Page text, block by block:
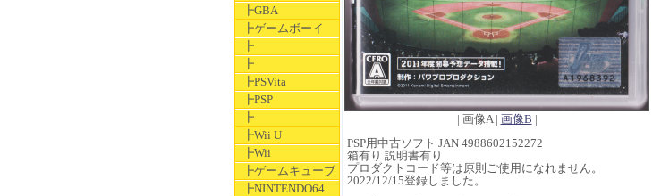
┣GBA
┣ゲームボーイ
┣
┣
┣PSVita
┣PSP
┣
┣Wii U
┣Wii
┣ゲームキューブ
┣NINTENDO64
| 画像A | 画像B |
PSP用中古ソフト JAN 4988602152272
箱有り 説明書有り
プロダクトコード等は原則ご使用になれません。
2022/12/15登録しました。